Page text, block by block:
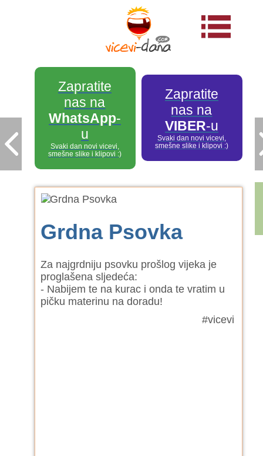
Zapratite
nas na
WhatsApp-
u
Svaki dan novi vicevi,
smešne slike i klipovi :)
Zapratite
nas na
VIBER-u
Svaki dan novi vicevi,
smešne slike i klipovi :)
Grdna Psovka
Za najgrdniju psovku prošlog vijeka je
proglašena sljedeća:
- Nabijem te na kurac i onda te vratim u
pičku materinu na doradu!
#vicevi